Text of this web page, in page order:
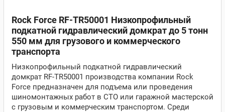
Rock Force RF-TR50001 Низкопрофильный
подкатной гидравлический домкрат до 5 тонн
550 мм для грузового и коммерческого
транспорта
Низкопрофильный подкатной гидравлический
домкрат RF-TR50001 производства компании Rock
Force предназначен для подъема или проведения
шиномонтажных работ в СТО или гаражной мастерской
с грузовым и коммерческим транспортом. Среди